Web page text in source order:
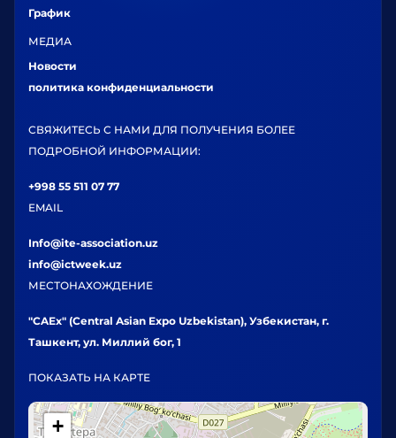
График
МЕДИА
Новости
политика конфиденциальности
СВЯЖИТЕСЬ С НАМИ ДЛЯ ПОЛУЧЕНИЯ БОЛЕЕ
ПОДРОБНОЙ ИНФОРМАЦИИ:
+998 55 511 07 77
EMAIL
Info@ite-association.uz
info@ictweek.uz
МЕСТОНАХОЖДЕНИЕ
"CAEx" (Central Asian Expo Uzbekistan), Узбекистан, г.
Ташкент, ул. Миллий бог, 1
ПОКАЗАТЬ НА КАРТЕ
+